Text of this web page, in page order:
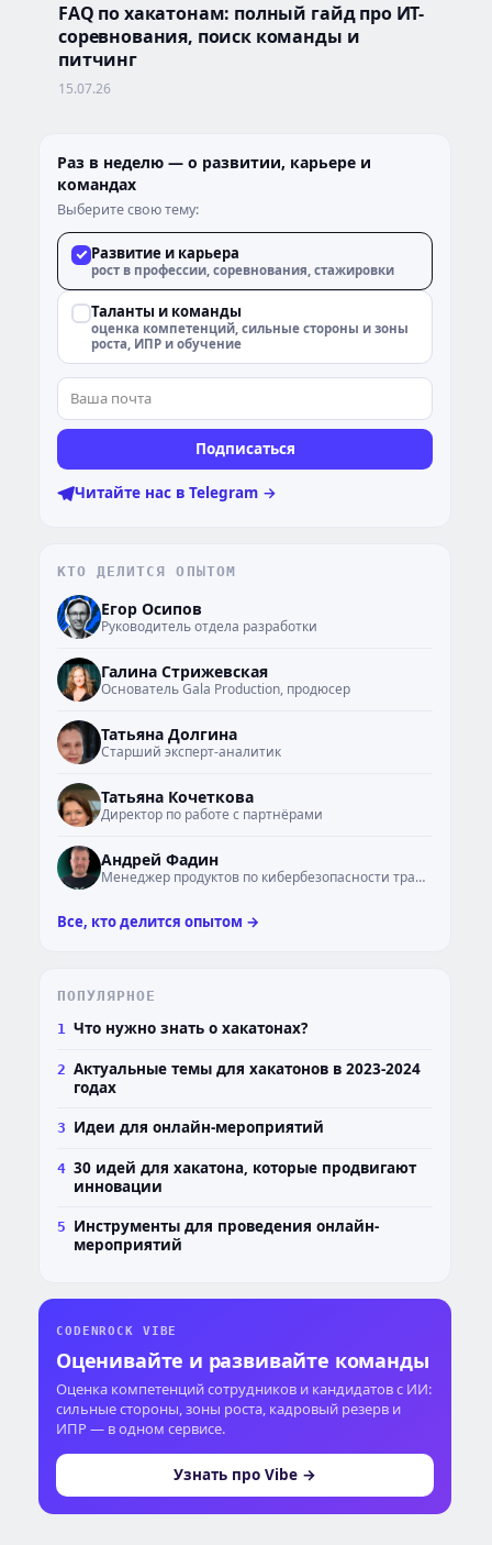
FAQ по хакатонам: полный гайд про ИТ-
соревнования, поиск команды и
питчинг
15.07.26
Раз в неделю — о развитии, карьере и
командах
Выберите свою тему:
Развитие и карьера
рост в профессии, соревнования, стажировки
Таланты и команды
оценка компетенций, сильные стороны и зоны
роста, ИПР и обучение
Подписаться
Читайте нас в Telegram →
КТО ДЕЛИТСЯ ОПЫТОМ
ЕО Егор Осипов
Руководитель отдела разработки
ГС Галина Стрижевская
Основатель Gala Production, продюсер
ТД Татьяна Долгина
Старший эксперт-аналитик
ТК Татьяна Кочеткова
Директор по работе с партнёрами
АФ Андрей Фадин
Менеджер продуктов по кибербезопасности транспорта
Все, кто делится опытом →
ПОПУЛЯРНОЕ
1
Что нужно знать о хакатонах?
2 Актуальные темы для хакатонов в 2023-2024
годах
3 Идеи для онлайн-мероприятий
4 30 идей для хакатона, которые продвигают
инновации
5 Инструменты для проведения онлайн-
мероприятий
CODENROCK VIBE
Оценивайте и развивайте команды
Оценка компетенций сотрудников и кандидатов с ИИ:
сильные стороны, зоны роста, кадровый резерв и
ИПР — в одном сервисе.
Узнать про Vibe →